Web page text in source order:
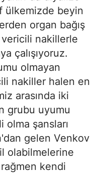
ülkemizde beyin
organ bağış
vericili nakillerle
çalışıyoruz.
olmayan
nakiller halen en
arasında iki
grubu uyumu
olma şansları
gelen Venkov
olabilmelerine
kendi